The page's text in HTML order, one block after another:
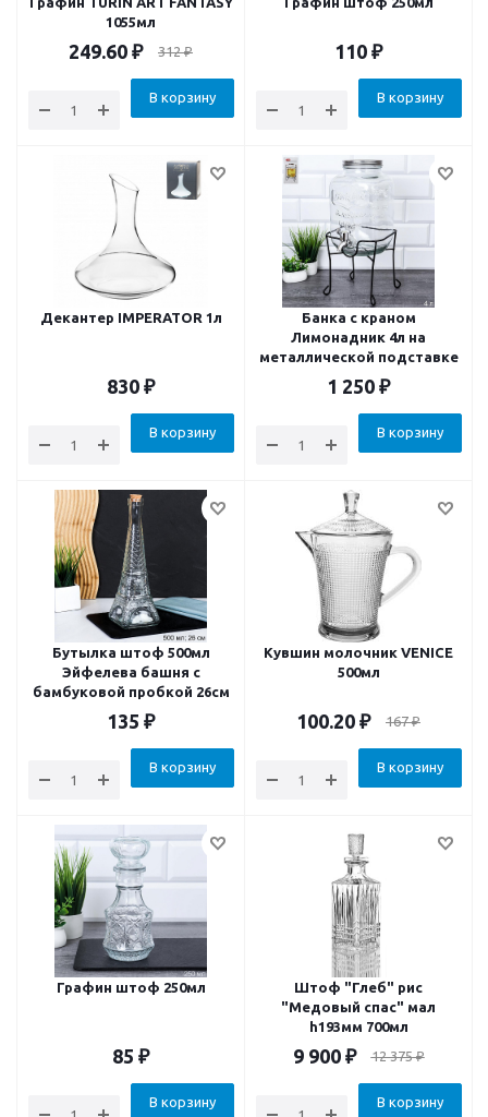
1055мл
249.60 ₽ 312₽
В корзину
110 ₽
В корзину
Декантер IMPERATOR 1л
830 ₽
В корзину
Банка с краном
Лимонадник 4л на
металлической подставке
1 250 ₽
В корзину
Бутылка штоф 500мл
Эйфелева башня с
бамбуковой пробкой 26см
135 ₽
В корзину
Кувшин молочник VENICE
500мл
100.20 ₽ 167₽
В корзину
Графин штоф 250мл
85 ₽
В корзину
Штоф "Глеб" рис
"Медовый спас" мал
h193мм 700мл
9 900₽ 12 375₽
В корзину